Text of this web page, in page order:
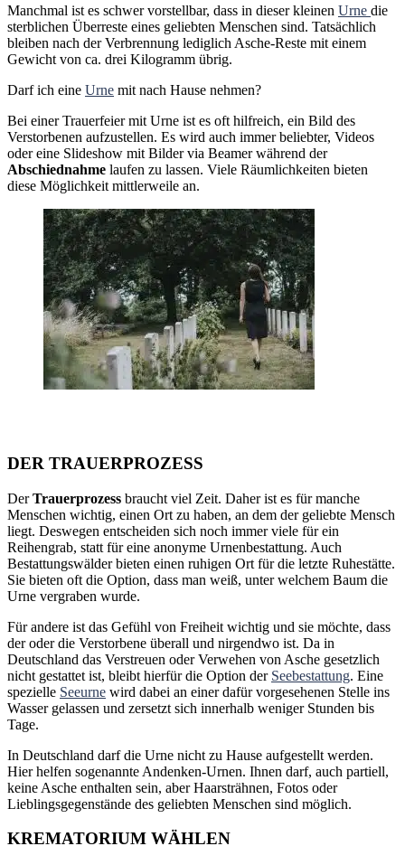
Manchmal ist es schwer vorstellbar, dass in dieser kleinen Urne die
sterblichen Überreste eines geliebten Menschen sind. Tatsächlich
bleiben nach der Verbrennung lediglich Asche-Reste mit einem
Gewicht von ca. drei Kilogramm übrig.
Darf ich eine Urne mit nach Hause nehmen?
Bei einer Trauerfeier mit Urne ist es oft hilfreich, ein Bild des
Verstorbenen aufzustellen. Es wird auch immer beliebter, Videos
oder eine Slideshow mit Bilder via Beamer während der
Abschiednahme laufen zu lassen. Viele Räumlichkeiten bieten
diese Möglichkeit mittlerweile an.
DER TRAUERPROZESS
DerTrauerprozess braucht viel Zeit. Daher ist es für manche
Menschen wichtig, einen Ort zu haben, an dem der geliebte Mensch
liegt. Deswegen entscheiden sich noch immer viele für ein
Reihengrab, statt für eine anonyme Urnenbestattung. Auch
Bestattungswälder bieten einen ruhigen Ort für die letzte Ruhestätte.
Sie bieten oft die Option, dass man weiß, unter welchem Baum die
Urne vergraben wurde.
Für andere ist das Gefühl von Freiheit wichtig und sie möchte, dass
der oder die Verstorbene überall und nirgendwo ist. Da in
Deutschland das Verstreuen oder Verwehen von Asche gesetzlich
nicht gestattet ist, bleibt hierfür die Option der Seebestattung. Eine
spezielle Seeurne wird dabei an einer dafür vorgesehenen Stelle ins
Wasser gelassen und zersetzt sich innerhalb weniger Stunden bis
Tage.
In Deutschland darf die Urne nicht zu Hause aufgestellt werden.
Hier helfen sogenannte Andenken-Urnen. Ihnen darf, auch partiell,
keine Asche enthalten sein, aber Haarsträhnen, Fotos oder
Lieblingsgegenstände des geliebten Menschen sind möglich.
KREMATORIUM WÄHLEN